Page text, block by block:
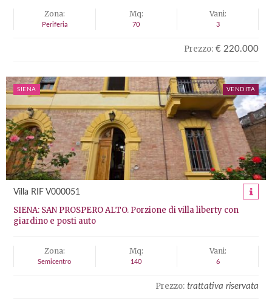
Zona:
Periferia
Mq:
70
Vani:
3
Prezzo: € 220.000
SIENA VENDITA
Villa RIF V000051
SIENA: SAN PROSPERO ALTO. Porzione di villa liberty con
giardino e posti auto
Zona:
Semicentro
Mq:
140
Vani:
6
Prezzo: trattativa riservata